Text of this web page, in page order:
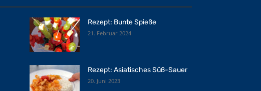
Rezept: Bunte Spieße
21. Februar 2024
Rezept: Asiatisches Süß-Sauer
20. Juni 2023